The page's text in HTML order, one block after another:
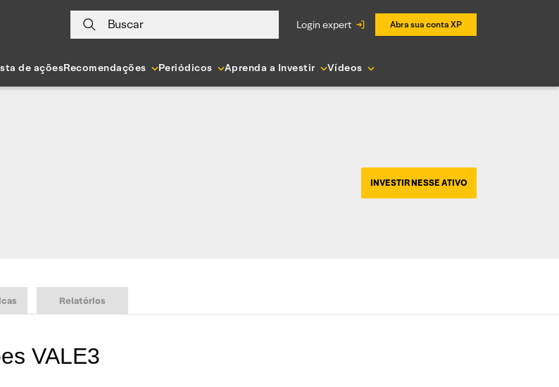
Buscar login expert Abra sua conta XP
de açõesRecomendações Periódicos Aprenda a Investir Vídeos
INVESTIR NESSE ATIVO
Relatórios
VALE3